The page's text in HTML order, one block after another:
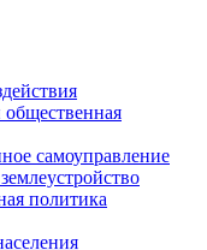
самоуправление
политика